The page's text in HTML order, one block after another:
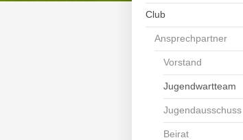
Club
Ansprechpartner
Vorstand
Jugendwartteam
Jugendausschuss
Beirat